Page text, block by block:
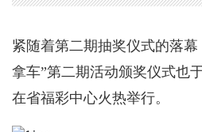
紧随着第二期抽奖仪式的落幕
拿车”第二期活动颁奖仪式也
在省福彩中心火热举行。